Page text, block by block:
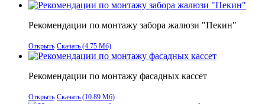
Рекомендации по монтажу забора жалюзи "Пекин"
Открыть Скачать (4.75 Мб)
Рекомендации по монтажу фасадных кассет
Открыть Скачать (10.89 Мб)